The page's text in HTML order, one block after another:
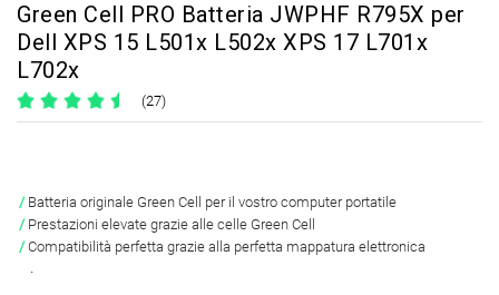
Green Cell PRO Batteria JWPHF R795X per
Dell XPS 15 L501x L502x XPS 17 L701x
L702x
(27)
Batteria originale Green Cell per il vostro computer portatile
Prestazioni elevate grazie alle celle Green Cell
Compatibilità perfetta grazie alla perfetta mappatura elettronica
.